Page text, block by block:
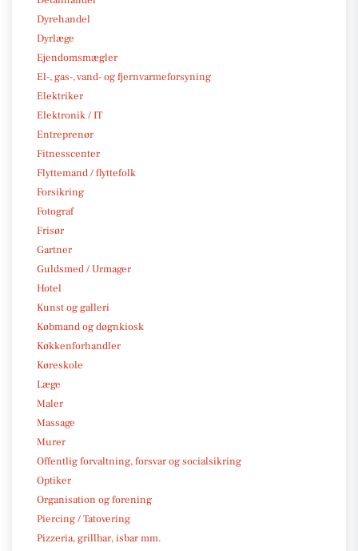
Dyrehandel
Dyrlæge
Ejendomsmægler
El-, gas-, vand- og fjernvarmeforsyning
Elektriker
Elektronik / IT
Entreprenør
Fitnesscenter
Flyttemand / flyttefolk
Forsikring
Fotograf
Frisør
Gartner
Guldsmed / Urmager
Hotel
Kunst og galleri
Købmand og døgnkiosk
Køkkenforhandler
Køreskole
Læge
Maler
Massage
Murer
Offentlig forvaltning, forsvar og socialsikring
Optiker
Organisation og forening
Piercing / Tatovering
Pizzeria, grillbar, isbar mm.